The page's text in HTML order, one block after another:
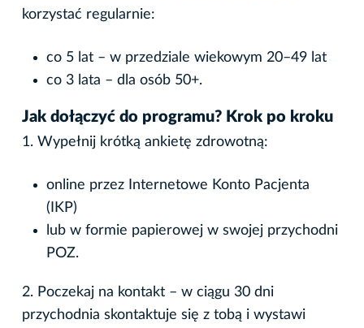
korzystać regularnie:
co 5 lat – w przedziale wiekowym 20–49 lat
co 3 lata – dla osób 50+.
Jak dołączyć do programu? Krok po kroku
1. Wypełnij krótką ankietę zdrowotną:
online przez Internetowe Konto Pacjenta
(IKP)
lub w formie papierowej w swojej przychodni
POZ.
2. Poczekaj na kontakt – w ciągu 30 dni
przychodnia skontaktuje się z tobą i wystawi